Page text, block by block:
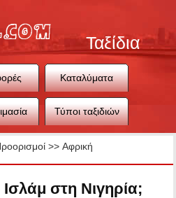
Ταξίδια
Καταλύματα
Τύποι ταξιδιών
>> Αφρική
στη Νιγηρία;